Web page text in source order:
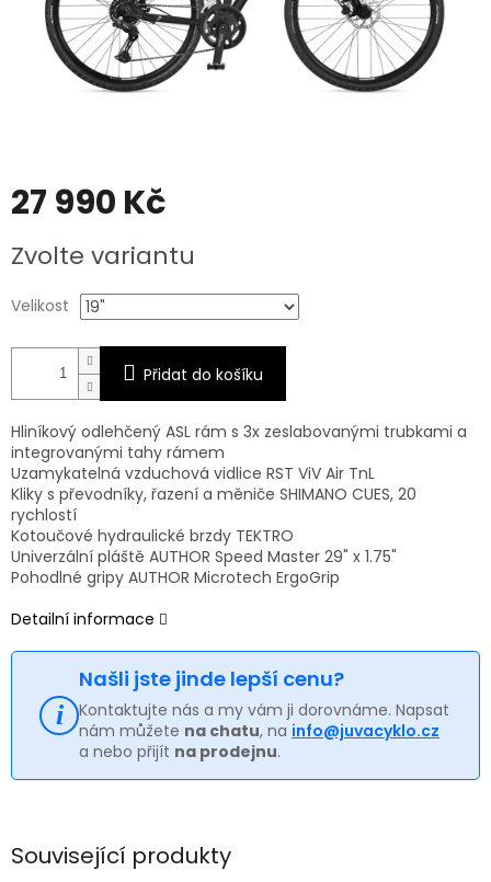
27 990 Kč
cena:
Zvolte variantu
Velikost
Přidat do košíku
Hliníkový odlehčený ASL rám s 3x zeslabovanými trubkami a
integrovanými tahy rámem
Uzamykatelná vzduchová vidlice RST ViV Air TnL
Kliky s převodníky, řazení a měniče SHIMANO CUES, 20
rychlostí
Kotoučové hydraulické brzdy TEKTRO
Univerzální pláště AUTHOR Speed Master 29" x 1.75"
Pohodlné gripy AUTHOR Microtech ErgoGrip
Detailní informace
Našli jste jinde lepší cenu?
Kontaktujte nás a my vám ji dorovnáme. Napsat
nám můžete na chatu, na info@juvacyklo.cz
a nebo přijít na prodejnu.
Související produkty